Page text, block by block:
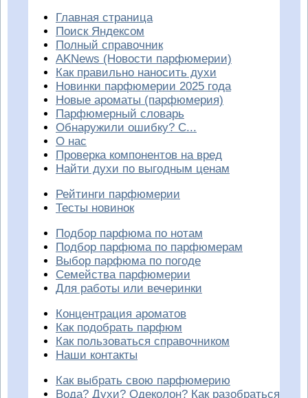
Главная страница
Поиск Яндексом
Полный справочник
AKNews (Новости парфюмерии)
Как правильно наносить духи
Новинки парфюмерии 2025 года
Новые ароматы (парфюмерия)
Парфюмерный словарь
Обнаружили ошибку? С...
О нас
Проверка компонентов на вред
Найти духи по выгодным ценам
Рейтинги парфюмерии
Тесты новинок
Подбор парфюма по нотам
Подбор парфюма по парфюмерам
Выбор парфюма по погоде
Семейства парфюмерии
Для работы или вечеринки
Концентрация ароматов
Как подобрать парфюм
Как пользоваться справочником
Наши контакты
Как выбрать свою парфюмерию
Вода? Духи? Одеколон? Как разобраться